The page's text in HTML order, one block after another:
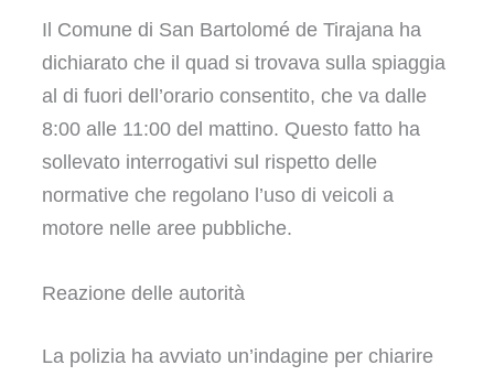
Il Comune di San Bartolomé de Tirajana ha
dichiarato che il quad si trovava sulla spiaggia
al di fuori dell’orario consentito, che va dalle
8:00 alle 11:00 del mattino. Questo fatto ha
sollevato interrogativi sul rispetto delle
normative che regolano l’uso di veicoli a
motore nelle aree pubbliche.
Reazione delle autorità
La polizia ha avviato un’indagine per chiarire